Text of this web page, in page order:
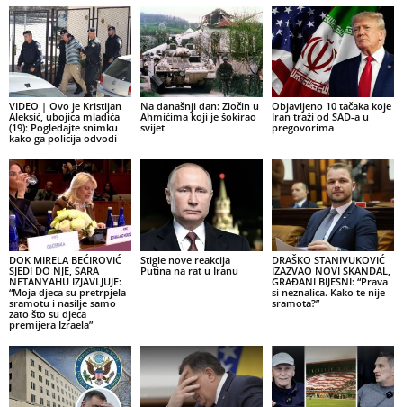
VIDEO | Ovo je Kristijan
Aleksić, ubojica mladića
(19): Pogledajte snimku
kako ga policija odvodi
Na današnji dan: Zločin u
Ahmićima koji je šokirao
svijet
Objavljeno 10 tačaka koje
Iran traži od SAD-a u
pregovorima
DOK MIRELA BEĆIROVIĆ
SJEDI DO NJE, SARA
NETANYAHU IZJAVLJUJE:
“Moja djeca su pretrpjela
sramotu i nasilje samo
zato što su djeca
premijera Izraela”
Stigle nove reakcija
Putina na rat u Iranu
DRAŠKO STANIVUKOVIĆ
IZAZVAO NOVI SKANDAL,
GRAĐANI BIJESNI: “Prava
si neznalica. Kako te nije
sramota?”